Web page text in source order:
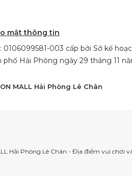
mật thông tin
0106099581-003 cấp bởi Sở kế
phố Hải Phòng ngày 29 tháng 11
MALL Hải Phòng Lê Chân
Hải Phòng Lê Chân - Địa điểm vui chơi